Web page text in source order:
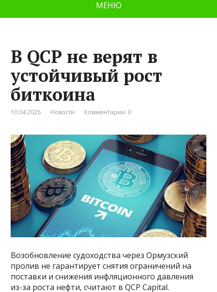
МЕНЮ
В QCP не верят в
устойчивый рост
биткоина
10.04.2026 Новости Комментарии: 0
Возобновление судоходства через Ормузский
пролив не гарантирует снятия ограничений на
поставки и снижения инфляционного давления
из-за роста нефти, считают в QCP Capital.